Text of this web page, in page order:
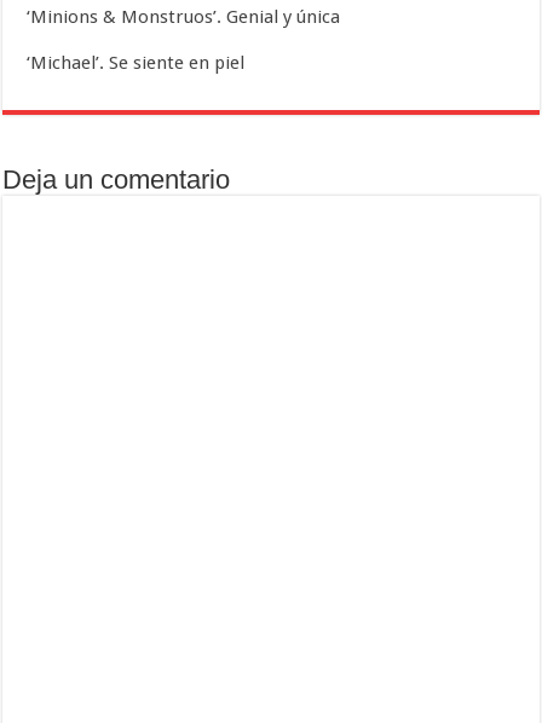
‘Minions & Monstruos’. Genial y única
‘Michael’. Se siente en piel
Deja un comentario